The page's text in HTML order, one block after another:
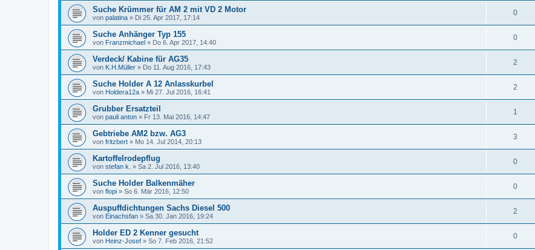
Suche Krümmer für AM 2 mit VD 2 Motor
von palatina » Di 25. Apr 2017, 17:14
0
Suche Anhänger Typ 155
von Franzmichael » Do 6. Apr 2017, 14:40
0
Verdeck/ Kabine für AG35
von K.H.Müller » Do 11. Aug 2016, 17:43
2
Suche Holder A 12 Anlasskurbel
von Holdera12a » Mi 27. Jul 2016, 16:41
2
Grubber Ersatzteil
von pauli anton » Fr 13. Mai 2016, 14:47
1
Gebtriebe AM2 bzw. AG3
von fritzbert » Mo 14. Jul 2014, 20:13
3
Kartoffelrodepflug
von stefan k. » Sa 2. Jul 2016, 13:40
0
Suche Holder Balkenmäher
von flopi » So 6. Mär 2016, 12:50
0
Auspuffdichtungen Sachs Diesel 500
von Einachsfan » Sa 30. Jan 2016, 19:24
2
Holder ED 2 Kenner gesucht
von Heinz-Josef » So 7. Feb 2016, 21:52
0